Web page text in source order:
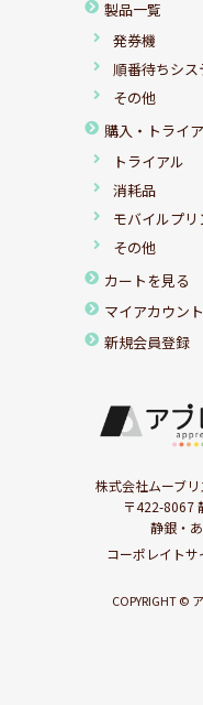
製品一覧
発券機
順番待ちシス
その他
購入・トライ
トライアル
消耗品
モバイルプリ
その他
カートを見る
マイアカウン
新規会員登録
株式会社ムーブリ
〒422-8067
静銀・
コーポレイトサ
COPYRIGHT ©